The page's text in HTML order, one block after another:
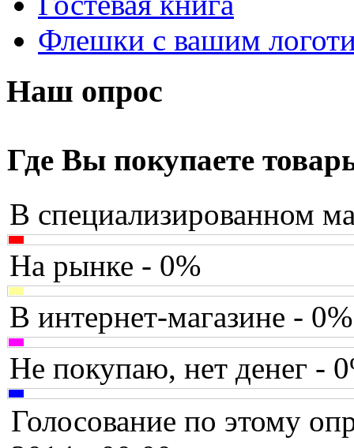
Apriori(3)
Archos
Armaggeddon
Assistant
Asus(9)
Barnes&noble
Brain(36)
Brava
Canyon
Cbr
Chicony
Codegen
Cooler master
Флешки с вашим
Наш опрос
Где Вы покупаете
В специализированном
На рынке - 0%
В интернет-магазине - 0%
Не покупаю, нет денег -
Голосование по этому